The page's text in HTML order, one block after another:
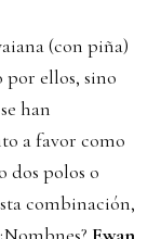
(con piña)
por ellos, sino
han
a favor como
dos polos o
combinación,